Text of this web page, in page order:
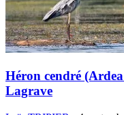
Héron cendré
Lagrave